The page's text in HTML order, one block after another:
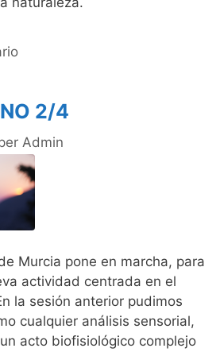
2/4
Admin
Murcia pone en marcha, para
actividad centrada en el
la sesión anterior pudimos
cualquier análisis sensorial,
acto biofisiológico complejo